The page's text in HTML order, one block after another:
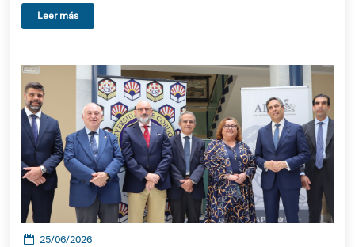
Leer más
25/06/2026